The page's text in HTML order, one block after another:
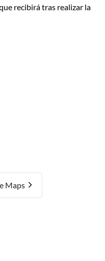
recibirá tras realizar la
Maps